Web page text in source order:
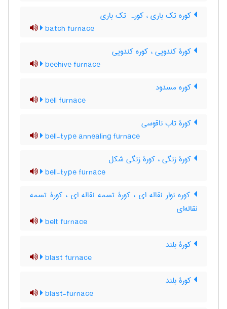
کوره تک باری ، کورہ تک باری
batch furnace
کورۀ کندویی ، کوره کندویی
beehive furnace
کوره مسدود
bell furnace
کورۀ تاب ناقوسی
bell-type annealing furnace
کورۀ زنگی ، کورۀ زنگی شکل
bell-type furnace
کوره نوار نقاله ای ، کورۀ تسمه نقاله ای ، کورۀ تسمه
نقاله‌ای
belt furnace
کورۀ بلند
blast furnace
کورۀ بلند
blast-furnace